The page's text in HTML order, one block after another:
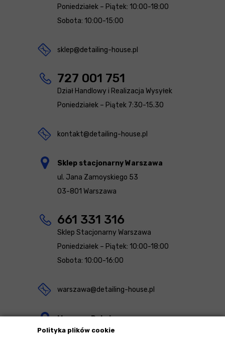
Polityka plików cookie
Poniedziałek – Piątek: 10:00-18:00
Sobota: 10:00-15:00
sklep@detailing-house.pl
727 001 751
Dział Handlowy i Realizacja Wysyłek
Poniedziałek – Piątek 7:30-15.30
kontakt@detailing-house.pl
Sklep stacjonarny Warszawa
ul. Jana Zamoyskiego 53
03-801 Warszawa
661 331 316
Sklep Stacjonarny Warszawa
Poniedziałek – Piątek: 10:00-18:00
Sobota: 10:00-16:00
warszawa@detailing-house.pl
Magazyn Rekcin
Nomos Sp. z o.o. sp.k.